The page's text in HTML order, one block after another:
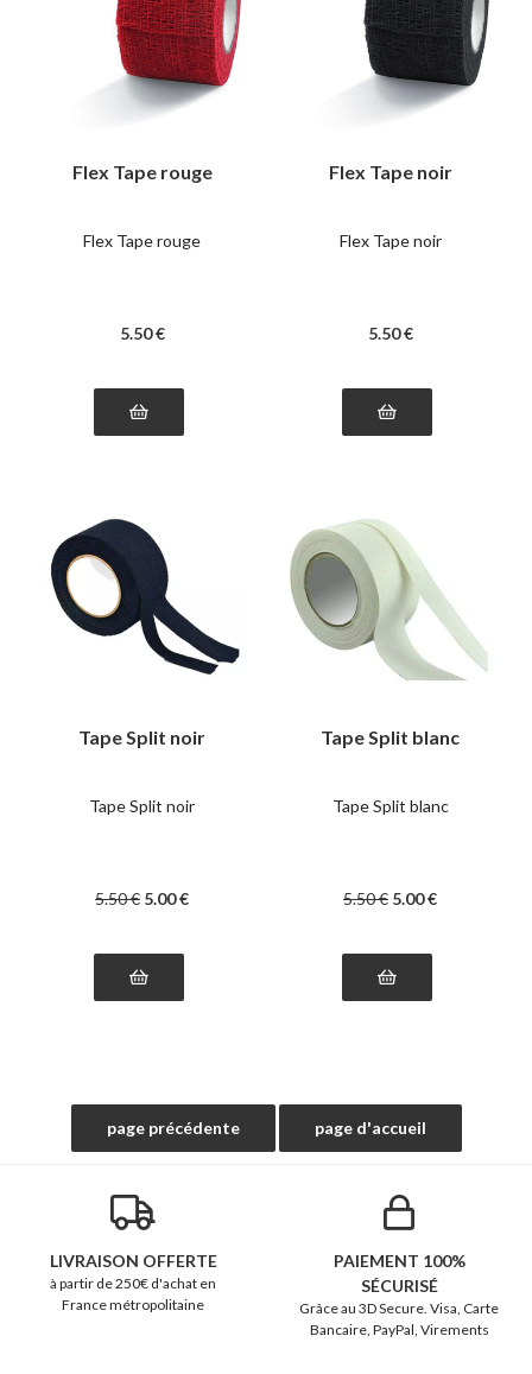
Flex Tape rouge
Flex Tape rouge
5.50 €
Flex Tape noir
Flex Tape noir
5.50 €
Tape Split noir
Tape Split noir
5.50€ 5.00€
Tape Split blanc
Tape Split blanc
5.50€ 5.00€
LIVRAISON OFFERTE
à partir de 250€ d'achat en
France métropolitaine
PAIEMENT 100%
SÉCURISÉ
Grâce au 3D Secure. Visa, Carte
Bancaire, PayPal, Virements